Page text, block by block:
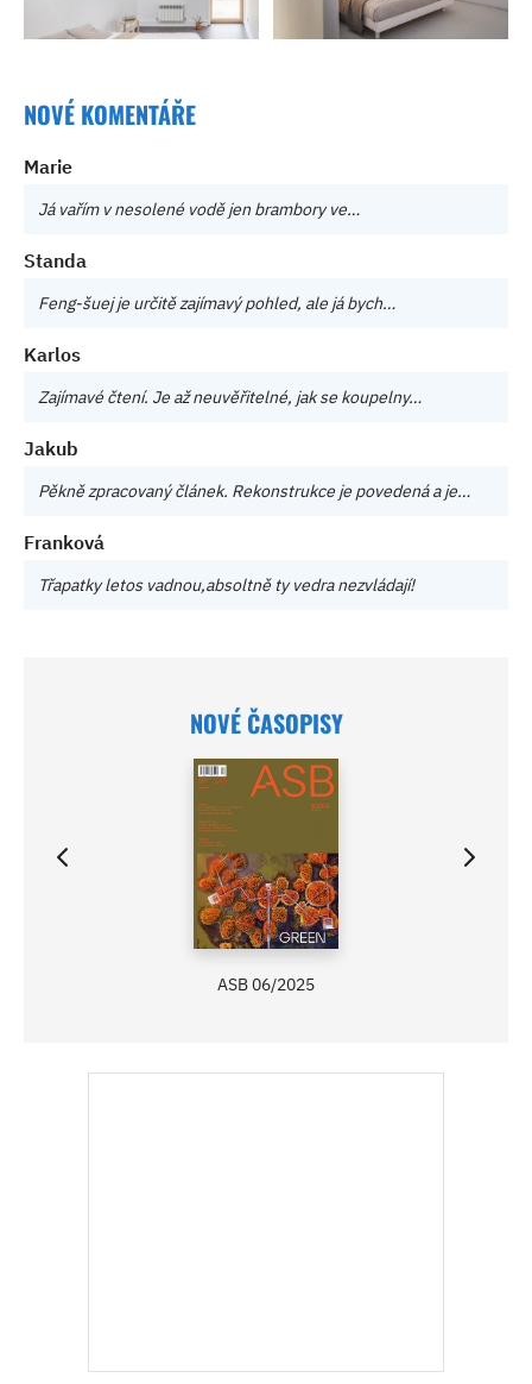
NOVÉ KOMENTÁŘE
Marie
Já vařím v nesolené vodě jen brambory ve…
Standa
Feng-šuej je určitě zajímavý pohled, ale já bych…
Karlos
Zajímavé čtení. Je až neuvěřitelné, jak se koupelny…
Jakub
Pěkně zpracovaný článek. Rekonstrukce je povedená a je…
Franková
Třapatky letos vadnou,absoltně ty vedra nezvládají!
NOVÉ ČASOPISY
ASB 06/2025